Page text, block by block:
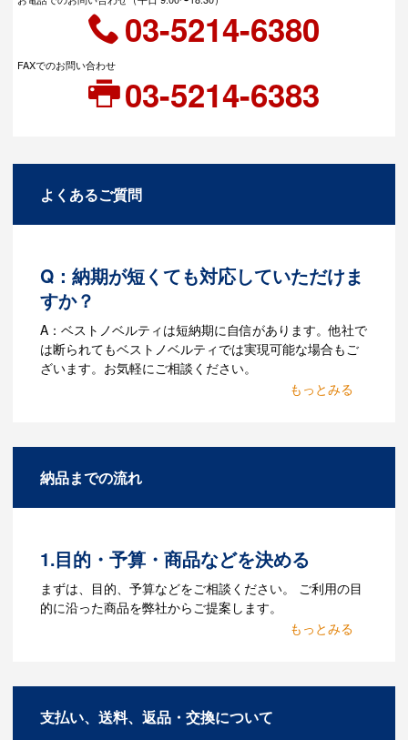
03-5214-6380
FAXでのお問い合わせ
03-5214-6383
よくあるご質問
Q：納期が短くても対応していただけま
すか？
A：ベストノベルティは短納期に自信があります。他社で
は断られてもベストノベルティでは実現可能な場合もご
ざいます。お気軽にご相談ください。
があります。Adobe illustratorのaiファイ
Q：ウェブサイトに掲載され
ていないオリジナルのノベル
タマイズが可能です。お気軽にご相談く
納品までの流れ
1.目的・予算・商品などを決める
まずは、目的、予算などをご相談ください。 ご利用の目
的に沿った商品を弊社からご提案します。
お見積を弊社からお出しします。
支払い、送料、返品・交換について